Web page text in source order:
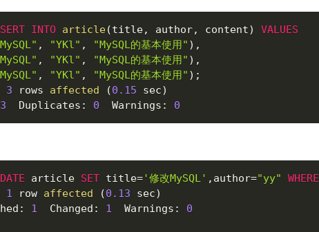
INTO article(title, author, content)
VALUES
, "YKl" , "MySQL的基本使用" ) ,
, "YKl" , "MySQL的基本使用" ) ,
, "YKl" , "MySQL的基本使用" ) ;
3 rows affected (0.15 sec)
3
  Duplicates
: 0
  Warnings
: 0
article SET title='修改MySQL' , author="yy" WHERE
1 row affected (0.13 sec)
: 1
  Changed
: 1
  Warnings
: 0